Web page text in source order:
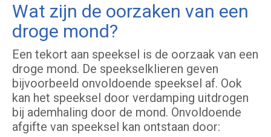
Wat zijn de oorzaken van een
droge mond?
Een tekort aan speeksel is de oorzaak van een
droge mond. De speekselklieren geven
bijvoorbeeld onvoldoende speeksel af. Ook
kan het speeksel door verdamping uitdrogen
bij ademhaling door de mond. Onvoldoende
afgifte van speeksel kan ontstaan door: